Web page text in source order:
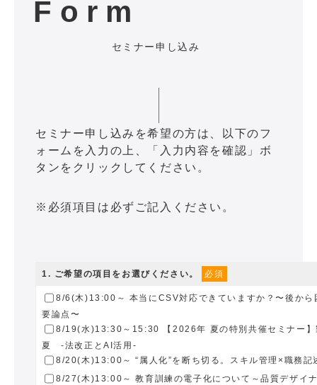
Form
セミナー申し込み
セミナー申し込みを希望の方は、以下のフ
ォームを入力の上、「入力内容を確認」ボ
タンをクリックしてください。
※必須項目は必ずご記入ください。
1. ご希望の項目をお選びください。 必須
8/6(木)13:00～ 本当にCSV対応できていますか？〜後から
要論点〜
8/19(水)13:30～15:30 【2026年 夏の特別共催セミナー
夏 -法改正とAI活用-
8/20(木)13:00～ “属人化”を断ち切る。スキル管理×職務記
8/27(木)13:00～ 教育訓練の電子化について～品質デザイ